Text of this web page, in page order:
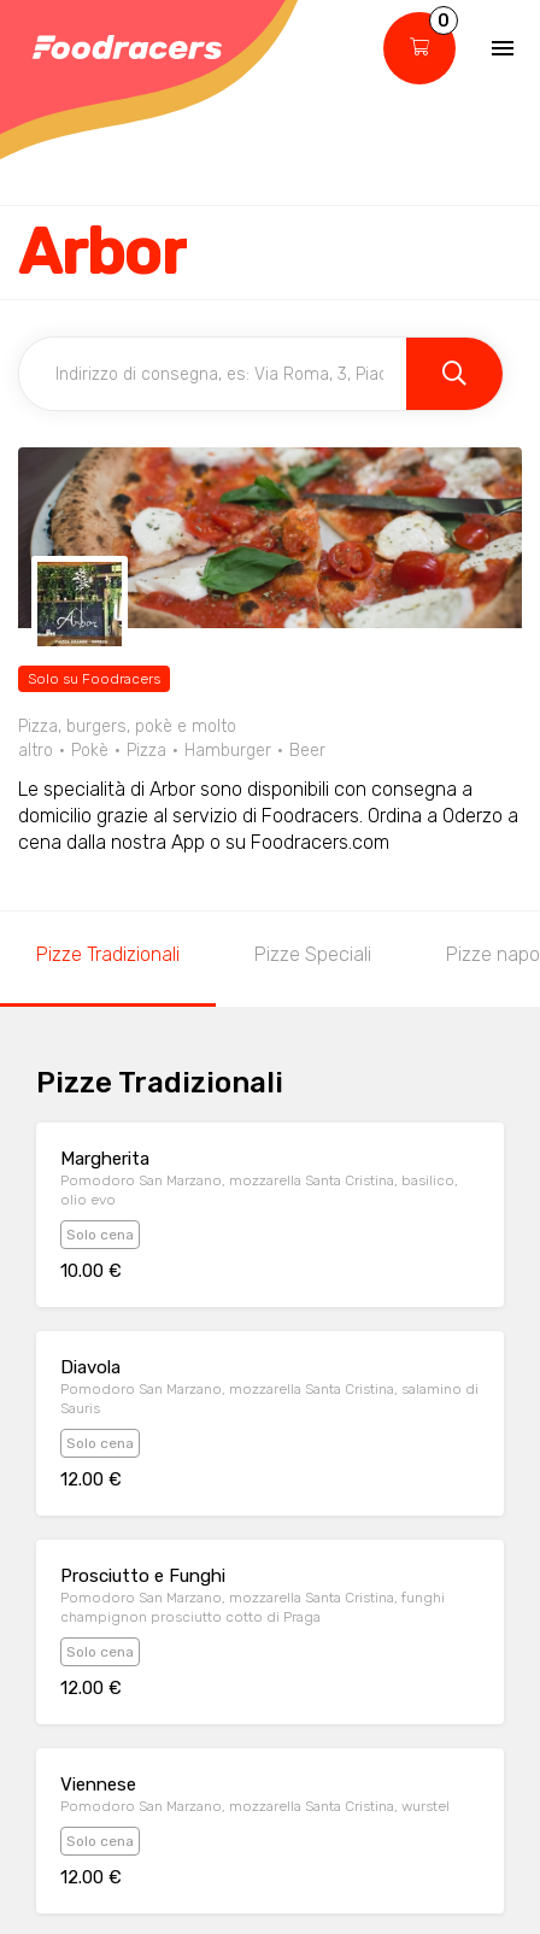
0
Arbor
Solo su Foodracers
Pizza, burgers, pokè e molto
altro
Pokè Pizza Hamburger Beer
Le specialità di Arbor sono disponibili con consegna a
domicilio grazie al servizio di Foodracers. Ordina a Oderzo a
cena dalla nostra App o su Foodracers.com
Pizze Tradizionali Pizze Speciali Pizze
Pizze Tradizionali
Margherita
Pomodoro San Marzano, mozzarella Santa Cristina, basilico,
olio evo
Solo cena
10.00 €
Diavola
Pomodoro San Marzano, mozzarella Santa Cristina, salamino di
Sauris
Solo cena
12.00 €
Prosciutto e Funghi
Pomodoro San Marzano, mozzarella Santa Cristina, funghi
champignon prosciutto cotto di Praga
Solo cena
12.00 €
Viennese
Pomodoro San Marzano, mozzarella Santa Cristina, wurstel
Solo cena
12.00 €